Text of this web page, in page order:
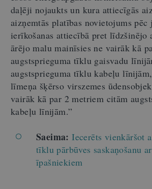
daļēji nojaukts un kura attiecīgās
aizņemtās platības novietojums pēc
ierīkošanas attiecībā pret līdzšinējo
ārējo malu mainīsies ne vairāk kā
augstsprieguma tīklu gaisvadu
augstsprieguma tīklu kabeļu
līmeņa šķērso virszemes
vairāk kā par 2 metriem citām
kabeļu līnijām.”
Saeima:Iecerēts vienkāršot
tīklu pārbūves saskaņošanu
īpašniekiem